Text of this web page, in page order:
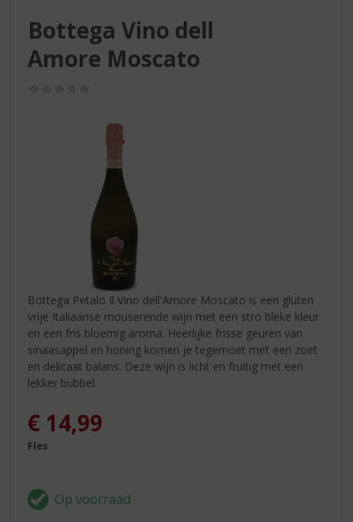
Bottega Vino dell
Amore Moscato
Bottega Petalo Il Vino dell'Amore Moscato is een gluten
vrije Italiaanse mouserende wijn met een stro bleke kleur
en een fris bloemig aroma. Heerlijke frisse geuren van
sinaasappel en honing komen je tegemoet met een zoet
en delicaat balans. Deze wijn is licht en fruitig met een
lekker bubbel.
€ 14,99
Fles